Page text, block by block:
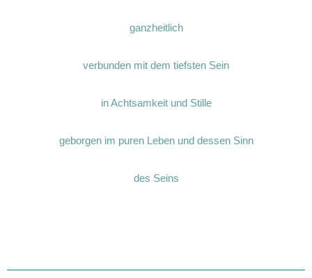
ganzheitlich
verbunden mit dem tiefsten Sein
in Achtsamkeit und Stille
geborgen im puren Leben und dessen Sinn
des Seins